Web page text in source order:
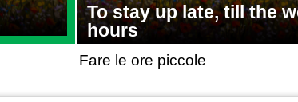
To stay up late, till the
hours
Fare le ore piccole